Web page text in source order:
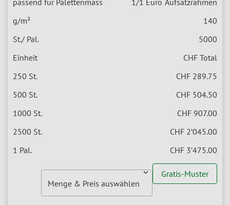
140
5000
CHF Total
CHF 289.75
CHF 504.50
CHF 907.00
CHF 2’045.00
CHF 3’475.00
Gratis-Muster